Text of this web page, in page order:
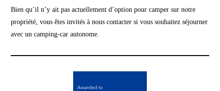
Bien qu’il n’y ait pas actuellement d’option pour camper sur notre
propriété, vous êtes invités à nous contacter si vous souhaitez séjourner
avec un camping-car autonome.